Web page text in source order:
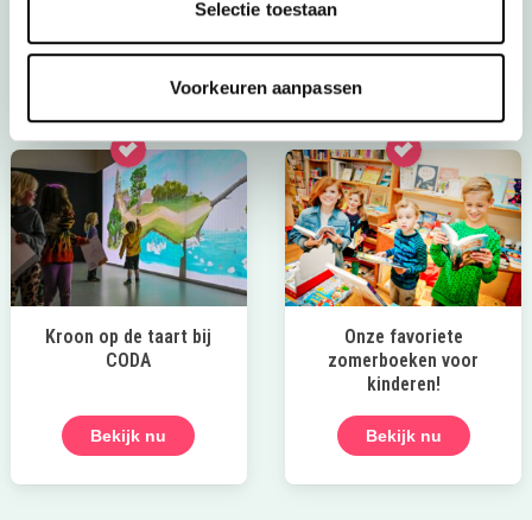
Selectie toestaan
Voorkeuren aanpassen
in een mini-jeep of mini-quad en meer!
Kroon op de taart bij
CODA
Bekijk nu
Onze favoriete
zomerboeken voor
kinderen!
Bekijk nu